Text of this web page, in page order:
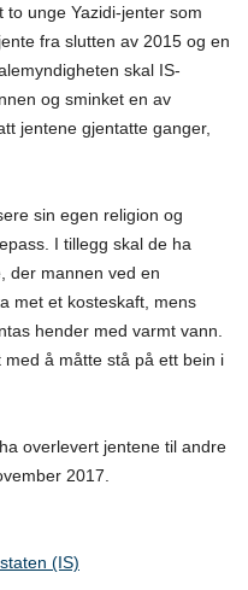
unge Yazidi-jenter som
fra slutten av 2015 og en
skal IS-
og sminket en av
jentene gjentatte ganger,
sin egen religion og
I tillegg skal de ha
der mannen ved en
met et kosteskaft, mens
hender med varmt vann.
å måtte stå på ett bein i
overlevert jentene til andre
2017.
(IS)